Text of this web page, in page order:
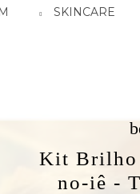
SKINCARE
Kit Brilho
no-iê -